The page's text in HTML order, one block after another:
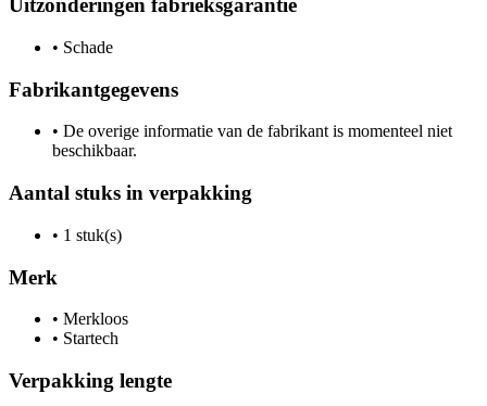
Uitzonderingen fabrieksgarantie
• Schade
Fabrikantgegevens
• De overige informatie van de fabrikant is momenteel niet
beschikbaar.
Aantal stuks in verpakking
• 1 stuk(s)
Merk
• Merkloos
• Startech
Verpakking lengte